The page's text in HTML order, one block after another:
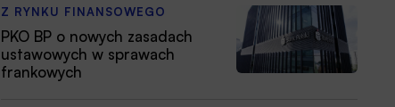
Z RYNKU FINANSOWEGO
PKO BP o nowych zasadach
ustawowych w sprawach
frankowych